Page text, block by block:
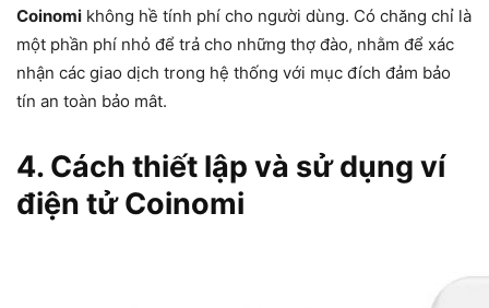
Coinomi không hề tính phí cho người dùng. Có chăng chỉ là
một phần phí nhỏ để trả cho những thợ đào, nhằm để xác
nhận các giao dịch trong hệ thống với mục đích đảm bảo
tín an toàn bảo mât.
4. Cách thiết lập và sử dụng ví
điện tử Coinomi